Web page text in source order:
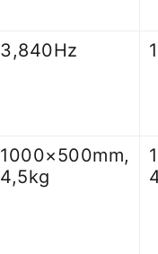
3,840Hz
1000×500mm,
4,5kg